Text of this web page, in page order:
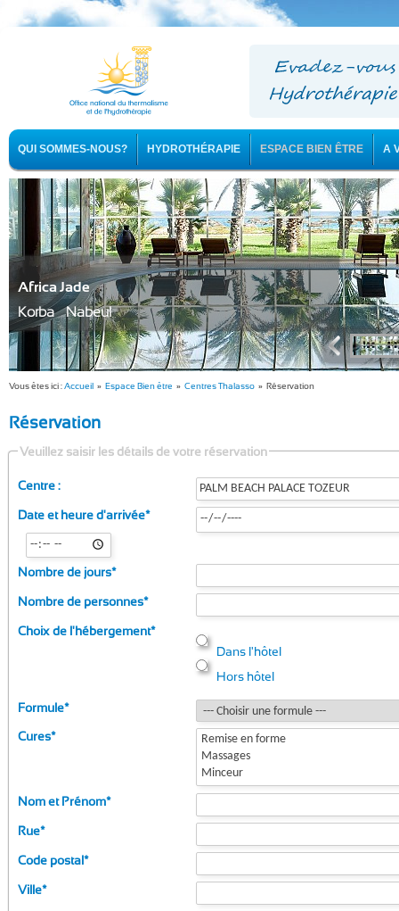
QUI SOMMES-NOUS? HYDROTHÉRAPIE ESPACE BIEN ÊTRE A
Africa Jade
Korba - Nabeul
Vous êtes ici :Accueil » Espace Bien être » Centres Thalasso » Réservation
Réservation
Veuillez saisir les détails de votre réservation
Centre :
Date et heure d'arrivée*
Nombre de jours*
Nombre de personnes*
Choix de l'hébergement*
Dans l'hôtel
Hors hôtel
Formule*
Cures*
Nom et Prénom*
Rue*
Code postal*
Ville*